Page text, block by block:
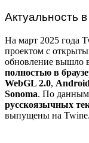
Актуальность
На март 2025 года
проектом с
обновление вышло
полностью в
WebGL 2.0,
Sonoma. По данным
русскоязычных
выпущены на Twine.